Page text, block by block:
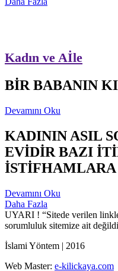
Kadın ve Aİle
BİR BABANIN
Devamını Oku
KADININ ASIL
EVİDİR BAZI
İSTİFHAMLARA
Devamını Oku
Daha Fazla
UYARI ! “Sitede verilen
sorumluluk sitemize ait
İslami Yöntem | 2016
Web Master: e-kilickaya.com